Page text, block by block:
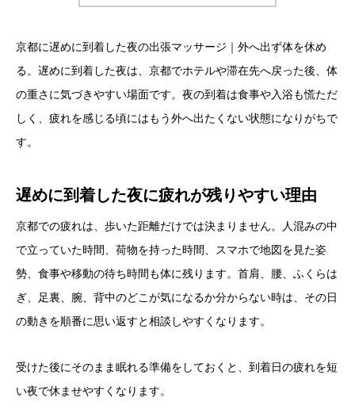
京都に遅めに到着した夜の出張マッサージ｜外へ出ず体を休め
る。遅めに到着した夜は、京都でホテルや滞在先へ戻った後、体
の重さに気づきやすい場面です。夜の到着は食事や入浴も慌ただ
しく、疲れを感じる頃にはもう外へ出たくない状態になりがちで
す。
遅めに到着した夜に疲れが残りやすい理由
京都での疲れは、歩いた距離だけでは決まりません。人混みの中
で立っていた時間、荷物を持った時間、スマホで地図を見た姿
勢、食事や移動の待ち時間も体に残ります。首肩、腰、ふくらは
ぎ、足裏、腕、背中のどこが気になるか分からない時は、その日
の動きを順番に思い返すと相談しやすくなります。
受けた後にそのまま眠れる準備をしておくと、到着日の疲れを短
い夜で休ませやすくなります。